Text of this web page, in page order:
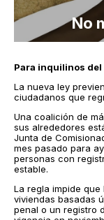
No
Para inquilinos del
La nueva ley
ciudadanos que
Una coalición de
sus alrededores
Junta de
mes pasado para
personas con
estable.
La regla impide
viviendas basadas
penal o un registro